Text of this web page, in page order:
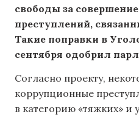
свободы за
преступлений,
Такие поправки в
сентября одобрил
Согласно проекту,
коррупционные
в категорию «тяжких» и